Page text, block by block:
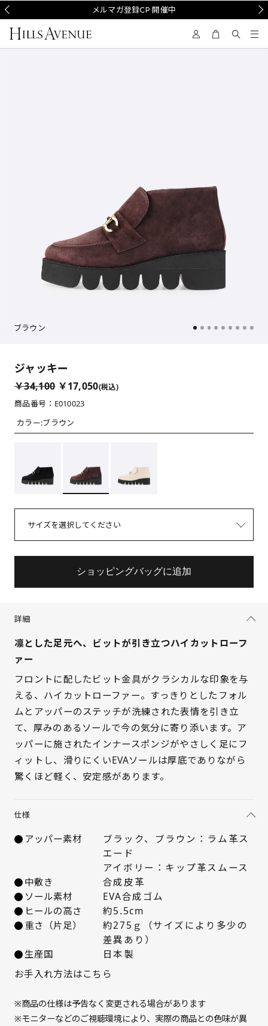
メルマガ登録CP 開催中
ブラウン
ジャッキー
￥34,100 ￥17,050(税込)
商品番号：E010023
カラー:ブラウン
サイズを選択してください
サイズを選択してください
21.5cm △ 残りわずか
22.5cm △ 残りわずか
○ 在庫あり
23.5cm △ 残りわずか
24cm △ 残りわずか
24.5cm 入荷お知らせ
ショッピングバッグに追加
詳細
凛とした足元へ、ビットが引き立つハイカットローフ
ァー
フロントに配したビット金具がクラシカルな印象を与
える、ハイカットローファー。すっきりとしたフォル
ムとアッパーのステッチが洗練された表情を引き立
て、厚みのあるソールで今の気分に寄り添います。ア
ッパーに施されたインナースポンジがやさしく足にフ
ィットし、滑りにくいEVAソールは厚底でありながら
驚くほど軽く、安定感があります。
仕様
アッパー素材
ブラック、ブラウン：ラム革ス
エード
アイボリー：キップ革スムース
中敷き
合成皮革
ソール素材
EVA合成ゴム
ヒールの高さ
約5.5cm
重さ（片足）
約275ｇ（サイズにより多少の
差異あり）
生産国
日本製
お手入れ方法はこちら
※商品の仕様は予告なく変更される場合があります
※モニターなどのご視聴環境により、実際の商品との色味が異